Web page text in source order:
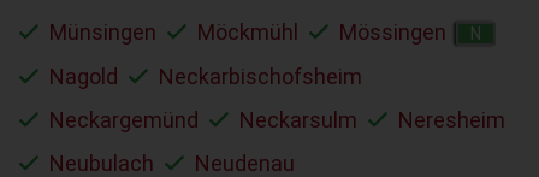
Münsingen
Möckmühl Mössingen N
Nagold
Neckarbischofsheim
Neckargemünd
Neckarsulm
Neresheim
Neubulach
Neudenau